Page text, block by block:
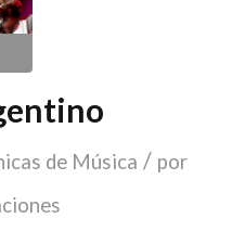
de Música / por